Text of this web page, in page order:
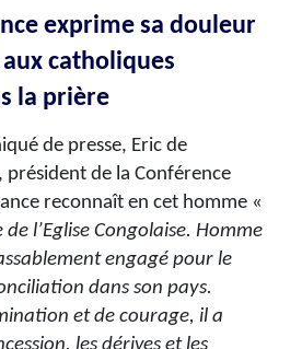
exprime sa douleur
catholiques
la prière
de presse, Eric de
de la Conférence
reconnaît en cet homme «
l’Eglise Congolaise. Homme
engagé pour le
dans son pays.
et de courage, il a